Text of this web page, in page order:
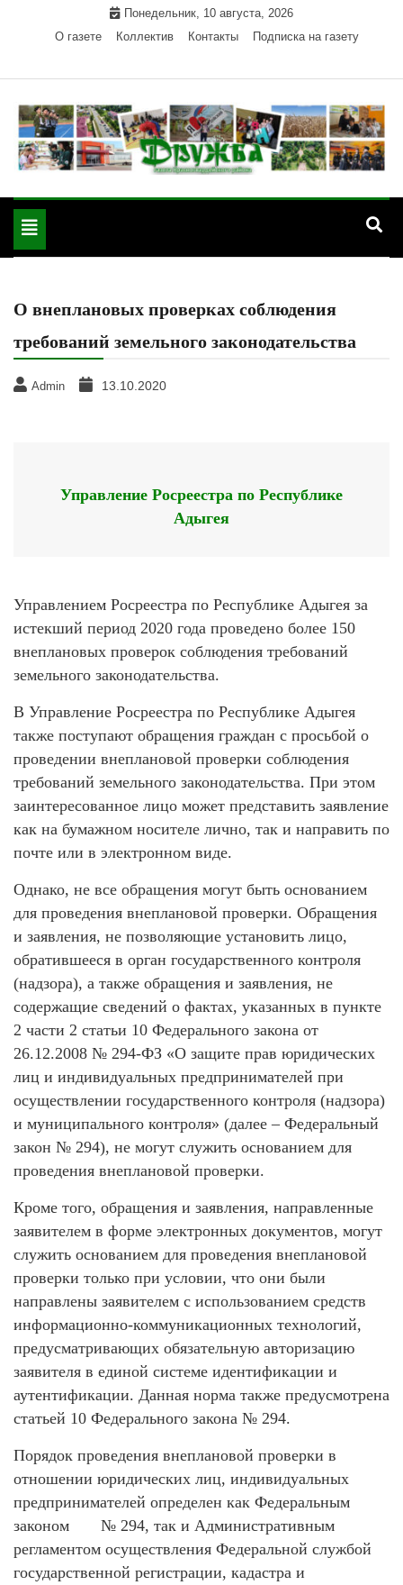
Понедельник, 10 августа, 2026
О газете
Коллектив Контакты Подписка на газету
"Дружба" — газета
Красногвардейского района Республики Адыгея
Toggle
navigation
О внеплановых проверках соблюдения
требований земельного законодательства
Admin 13.10.2020
Управление Росреестра по Республике
Адыгея
Управлением Росреестра по Республике Адыгея за
истекший период 2020 года проведено более 150
внеплановых проверок соблюдения требований
земельного законодательства.
В Управление Росреестра по Республике Адыгея
также поступают обращения граждан с просьбой о
проведении внеплановой проверки соблюдения
требований земельного законодательства. При этом
заинтересованное лицо может представить заявление
как на бумажном носителе лично, так и направить по
почте или в электронном виде.
Однако, не все обращения могут быть основанием
для проведения внеплановой проверки. Обращения
и заявления, не позволяющие установить лицо,
обратившееся в орган государственного контроля
(надзора), а также обращения и заявления, не
содержащие сведений о фактах, указанных в пункте
2 части 2 статьи 10 Федерального закона от
26.12.2008 № 294-ФЗ «О защите прав юридических
лиц и индивидуальных предпринимателей при
осуществлении государственного контроля (надзора)
и муниципального контроля» (далее – Федеральный
закон № 294), не могут служить основанием для
проведения внеплановой проверки.
Кроме того, обращения и заявления, направленные
заявителем в форме электронных документов, могут
служить основанием для проведения внеплановой
проверки только при условии, что они были
направлены заявителем с использованием средств
информационно-коммуникационных технологий,
предусматривающих обязательную авторизацию
заявителя в единой системе идентификации и
аутентификации. Данная норма также предусмотрена
статьей 10 Федерального закона № 294.
Порядок проведения внеплановой проверки в
отношении юридических лиц, индивидуальных
предпринимателей определен как Федеральным
законом № 294, так и Административным
регламентом осуществления Федеральной службой
государственной регистрации, кадастра и